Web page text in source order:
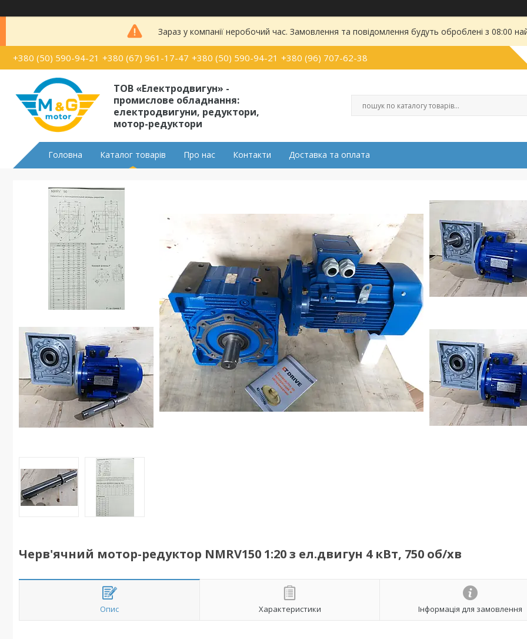
Зараз у компанії неробочий час. Замовлення та повідомлення будуть оброблені з 08:00
+380 (50) 590-94-21 +380 (67) 961-17-47 +380 (50) 590-94-21 +380 (96) 707-62-38
ТОВ «Електродвигун» -
промислове обладнання:
електродвигуни, редуктори,
мотор-редуктори
Головна Каталог товарів Про нас Контакти Доставка та оплата
Черв'ячний мотор-редуктор NMRV150 1:20 з ел.двигун 4 кВт, 750 об/хв
Опис Характеристики Інформація для замовлення